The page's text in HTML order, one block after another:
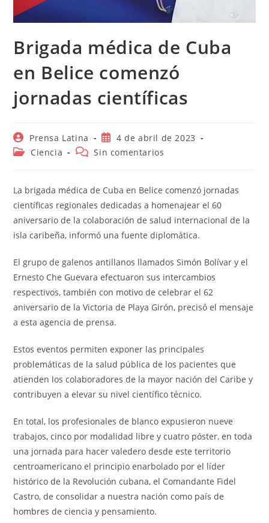
Brigada médica de Cuba
en Belice comenzó
jornadas científicas
Autor
de
la
Prensa Latina
Publicación
de
4 de abril de 2023
Categoría
entrada:
Ciencia
Comentarios
entrada:
Sin comentarios
La brigada médica de Cuba en Belice comenzó jornadas
científicas regionales dedicadas a homenajear el 60
aniversario de la colaboración de salud internacional de la
isla caribeña, informó una fuente diplomática.
El grupo de galenos antillanos llamados Simón Bolívar y el
Ernesto Che Guevara efectuaron sus intercambios
respectivos, también con motivo de celebrar el 62
aniversario de la Victoria de Playa Girón, precisó el mensaje
a esta agencia de prensa.
Estos eventos permiten exponer las principales
problemáticas de la salud pública de los pacientes que
atienden los colaboradores de la mayor nación del Caribe y
contribuyen a elevar su nivel científico técnico.
En total, los profesionales de blanco expusieron nueve
trabajos, cinco por modalidad libre y cuatro póster, en toda
una jornada para hacer valedero desde este territorio
centroamericano el principio enarbolado por el líder
histórico de la Revolución cubana, el Comandante Fidel
Castro, de consolidar a nuestra nación como país de
hombres de ciencia y pensamiento.